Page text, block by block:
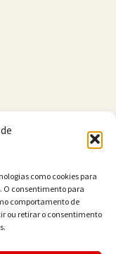
como cookies para
O consentimento para
comportamento de
ou retirar o consentimento